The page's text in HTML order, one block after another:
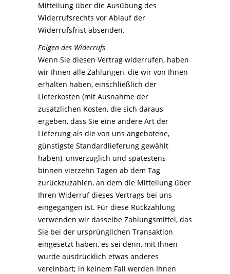
Mitteilung über die Ausübung des
Widerrufsrechts vor Ablauf der
Widerrufsfrist absenden.
Folgen des Widerrufs
Wenn Sie diesen Vertrag widerrufen, haben
wir Ihnen alle Zahlungen, die wir von Ihnen
erhalten haben, einschließlich der
Lieferkosten (mit Ausnahme der
zusätzlichen Kosten, die sich daraus
ergeben, dass Sie eine andere Art der
Lieferung als die von uns angebotene,
günstigste Standardlieferung gewählt
haben), unverzüglich und spätestens
binnen vierzehn Tagen ab dem Tag
zurückzuzahlen, an dem die Mitteilung über
Ihren Widerruf dieses Vertrags bei uns
eingegangen ist. Für diese Rückzahlung
verwenden wir dasselbe Zahlungsmittel, das
Sie bei der ursprünglichen Transaktion
eingesetzt haben, es sei denn, mit Ihnen
wurde ausdrücklich etwas anderes
vereinbart; in keinem Fall werden Ihnen